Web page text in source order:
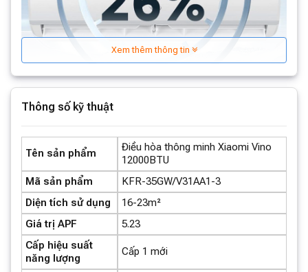
Xem thêm thông tin
Thông số kỹ thuật
Tên sản phẩm
Điều hòa thông minh Xiaomi Vino
12000BTU
Mã sản phẩm
KFR-35GW/V31AA1-3
Diện tích sử dụng
16-23m²
Giá trị APF
5.23
Cấp hiệu suất
năng lượng
Cấp 1 mới